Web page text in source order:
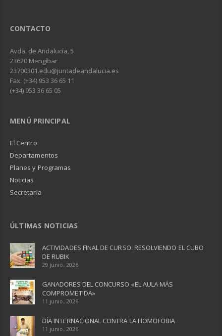
CONTACTO
Avda. de Andalucía, 5
23620 Mengíbar
23700301.edu@juntadeandalucia.es
Fax: (+34) 953 36 65 11
(+34) 953 36 65 05
MENÚ PRINCIPAL
El Centro
Departamentos
Planes y Programas
Noticias
Secretaría
ÚLTIMAS NOTICIAS
ACTIVIDADES FINAL DE CURSO: RESOLVIENDO EL CUBO
DE RUBIK
29 junio, 2026
GANADORES DEL CONCURSO «EL AULA MÁS
COMPROMETIDA»
11 junio, 2026
DÍA INTERNACIONAL CONTRA LA HOMOFOBIA
11 junio, 2026